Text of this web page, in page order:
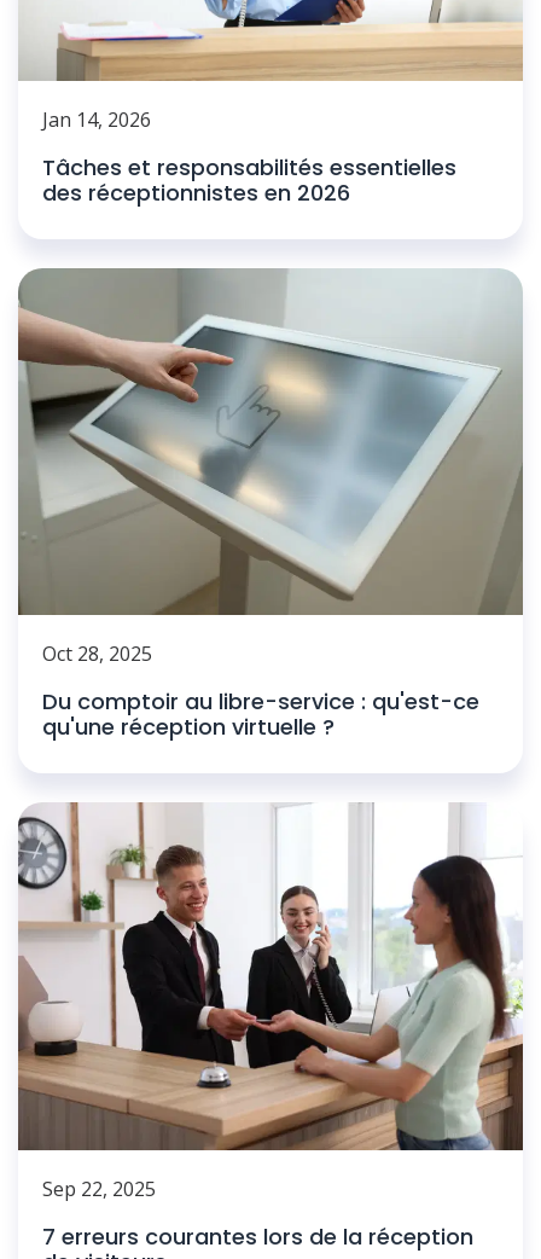
Jan 14, 2026
Tâches et responsabilités essentielles
des réceptionnistes en 2026
Oct 28, 2025
Du comptoir au libre-service : qu'est-ce
qu'une réception virtuelle ?
Sep 22, 2025
7 erreurs courantes lors de la réception